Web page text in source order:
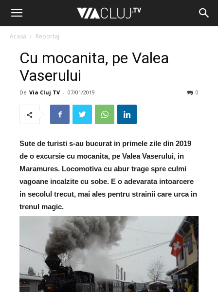
Acasă Reportaj
Cu mocanita, pe Valea
Vaserului
De Via Cluj TV - 07/01/2019 0
Sute de turisti s-au bucurat in primele zile din 2019
de o excursie cu mocanita, pe Valea Vaserului, in
Maramures. Locomotiva cu abur trage spre culmi
vagoane incalzite cu sobe. E o adevarata intoarcere
in secolul trecut, mai ales pentru strainii care urca in
trenul magic.